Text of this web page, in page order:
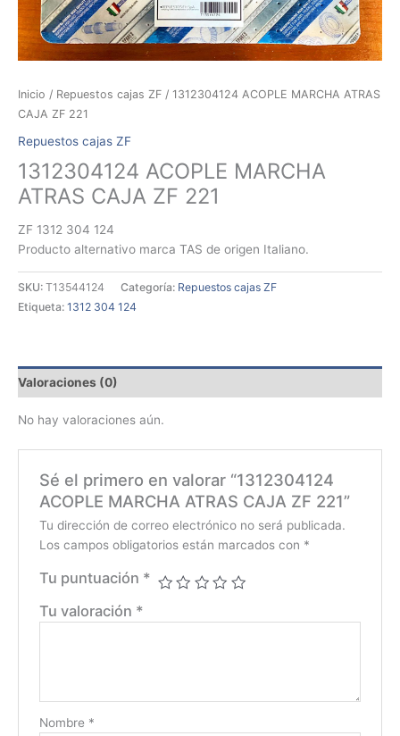
Inicio / Repuestos cajas ZF / 1312304124 ACOPLE MARCHA ATRAS
CAJA ZF 221
Repuestos cajas ZF
1312304124 ACOPLE MARCHA
ATRAS CAJA ZF 221
ZF 1312 304 124
Producto alternativo marca TAS de origen Italiano.
SKU: T13544124 Categoría: Repuestos cajas ZF
Etiqueta: 1312 304 124
Valoraciones (0)
No hay valoraciones aún.
Sé el primero en valorar “1312304124
ACOPLE MARCHA ATRAS CAJA ZF 221”
Tu dirección de correo electrónico no será publicada.
Los campos obligatorios están marcados con *
Tu puntuación *
Tu valoración *
Nombre *